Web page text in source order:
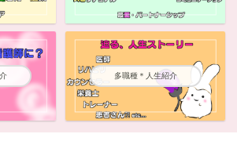
多職種＊人生紹介